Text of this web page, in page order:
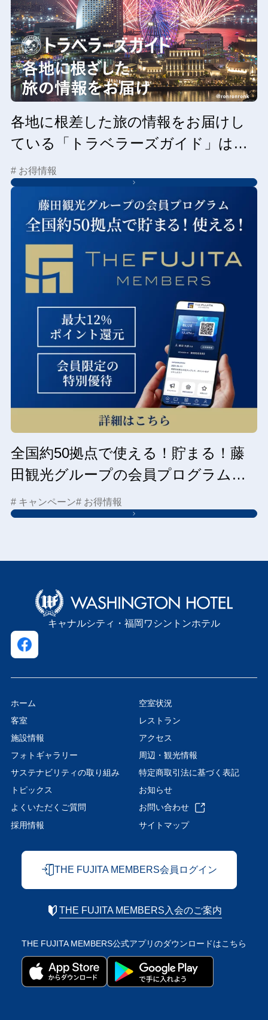
各地に根差した旅の情報をお届けし
ている「トラベラーズガイド」はこ
ちらから
# お得情報
全国約50拠点で使える！貯まる！藤
田観光グループの会員プログラムは
こちら
# キャンペーン# お得情報
キャナルシティ・福岡ワシントンホテル
ホーム
空室状況
客室
レストラン
施設情報
アクセス
フォトギャラリー
周辺・観光情報
サステナビリティの取り組み
特定商取引法に基づく表記
トピックス
お知らせ
よくいただくご質問
お問い合わせ
採用情報
サイトマップ
THE FUJITA MEMBERS会員ログイン
THE FUJITA MEMBERS入会のご案内
THE FUJITA MEMBERS公式アプリのダウンロードはこちら